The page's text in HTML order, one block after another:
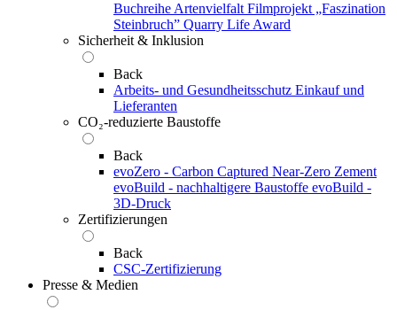
Buchreihe Artenvielfalt Filmprojekt „Faszination
Steinbruch” Quarry Life Award
Sicherheit & Inklusion
Back
Arbeits- und Gesundheitsschutz Einkauf und
Lieferanten
CO₂-reduzierte Baustoffe
Back
evoZero - Carbon Captured Near-Zero Zement
evoBuild - nachhaltigere Baustoffe evoBuild -
3D-Druck
Zertifizierungen
Back
CSC-Zertifizierung
Presse & Medien